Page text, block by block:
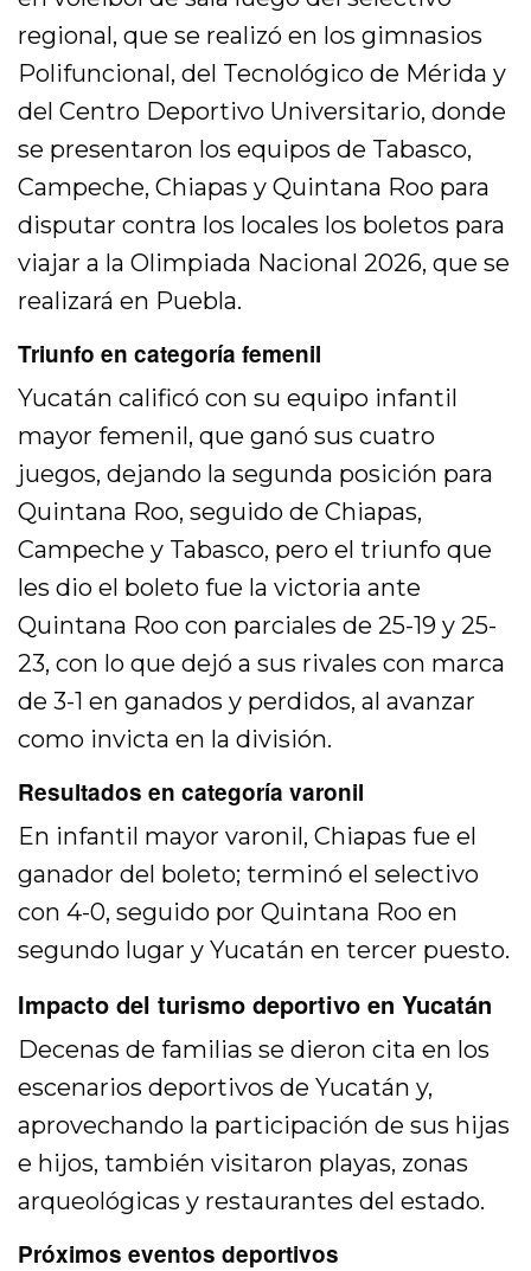
regional, que se realizó en los gimnasios
Polifuncional, del Tecnológico de Mérida y
del Centro Deportivo Universitario, donde
se presentaron los equipos de Tabasco,
Campeche, Chiapas y Quintana Roo para
disputar contra los locales los boletos para
viajar a la Olimpiada Nacional 2026, que se
realizará en Puebla.
Triunfo en categoría femenil
Yucatán calificó con su equipo infantil
mayor femenil, que ganó sus cuatro
juegos, dejando la segunda posición para
Quintana Roo, seguido de Chiapas,
Campeche y Tabasco, pero el triunfo que
les dio el boleto fue la victoria ante
Quintana Roo con parciales de 25-19 y 25-
23, con lo que dejó a sus rivales con marca
de 3-1 en ganados y perdidos, al avanzar
como invicta en la división.
Resultados en categoría varonil
En infantil mayor varonil, Chiapas fue el
ganador del boleto; terminó el selectivo
con 4-0, seguido por Quintana Roo en
segundo lugar y Yucatán en tercer puesto.
Impacto del turismo deportivo en Yucatán
Decenas de familias se dieron cita en los
escenarios deportivos de Yucatán y,
aprovechando la participación de sus hijas
e hijos, también visitaron playas, zonas
arqueológicas y restaurantes del estado.
Próximos eventos deportivos